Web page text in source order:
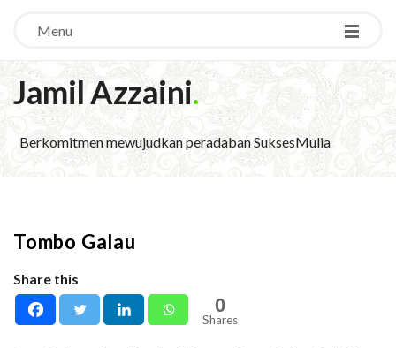
Menu
Jamil Azzaini.
Berkomitmen mewujudkan peradaban SuksesMulia
Tombo Galau
Share this
0
Shares